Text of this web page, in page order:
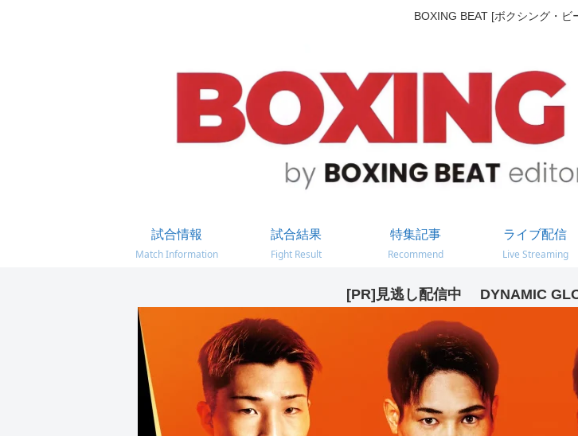
BOXING BEAT [ボクシング・ビ
試合情報
Match Information
試合結果
Fight Result
特集記事
Recommend
ライブ配信
Live Streaming
[PR]見逃し配信中 DYNAMIC